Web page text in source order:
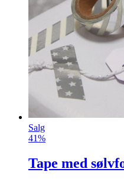
Salg
41%
Tape med